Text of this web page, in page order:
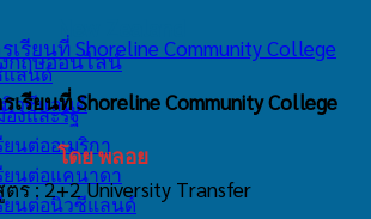
แลนด์
นิวซีแลนด์
กฤษออนไลน์
งและรัฐ
นต่ออเมริกา
ยนต่อแคนาดา
ยนต่อนิวซีแลนด์
รียนที่ Shoreline Community College
โดย พลอย
ร : 2+2 University Transfer